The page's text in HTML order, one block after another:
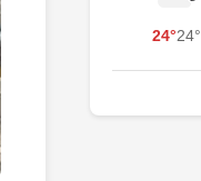
24°24°